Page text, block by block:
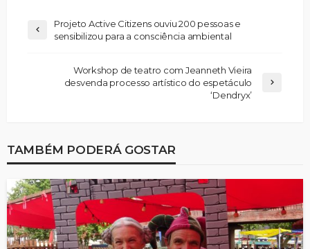
Projeto Active Citizens ouviu 200 pessoas e
sensibilizou para a consciência ambiental
Workshop de teatro com Jeanneth Vieira
desvenda processo artístico do espetáculo
‘Dendryx’
TAMBÉM PODERÁ GOSTAR